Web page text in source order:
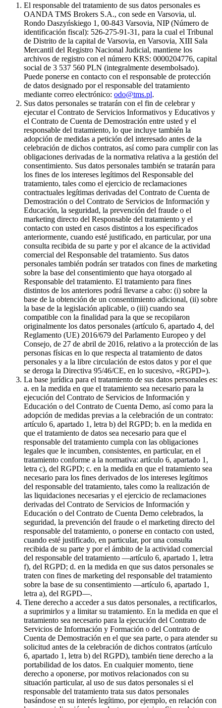
El responsable del tratamiento de sus datos personales es
OANDA TMS Brokers S.A., con sede en Varsovia, ul.
Rondo Daszyńskiego 1, 00-843 Varsovia, NIP (Número de
identificación fiscal): 526-275-91-31, para la cual el Tribunal
de Distrito de la capital de Varsovia, en Varsovia, XIII Sala
Mercantil del Registro Nacional Judicial, mantiene los
archivos de registro con el número KRS: 0000204776, capital
social de 3 537 560 PLN (integralmente desembolsado).
Puede ponerse en contacto con el responsable de protección
de datos designado por el responsable del tratamiento
mediante correo electrónico: odo@tms.pl.
Sus datos personales se tratarán con el fin de celebrar y
ejecutar el Contrato de Servicios Informativos y Educativos y
el Contrato de Cuenta de Demostración entre usted y el
responsable del tratamiento, lo que incluye también la
adopción de medidas a petición del interesado antes de la
celebración de dichos contratos, así como para cumplir con las
obligaciones derivadas de la normativa relativa a la gestión del
consentimiento. Sus datos personales también se tratarán para
los fines de los intereses legítimos del Responsable del
tratamiento, tales como el ejercicio de reclamaciones
contractuales legítimas derivadas del Contrato de Cuenta de
Demostración o del Contrato de Servicios de Información y
Educación, la seguridad, la prevención del fraude o el
marketing directo del Responsable del tratamiento y el
contacto con usted en casos distintos a los especificados
anteriormente, cuando esté justificado, en particular, por una
consulta recibida de su parte y por el alcance de la actividad
comercial del Responsable del tratamiento. Sus datos
personales también podrán ser tratados con fines de marketing
sobre la base del consentimiento que haya otorgado al
Responsable del tratamiento. El tratamiento para fines
distintos de los anteriores podrá llevarse a cabo: (i) sobre la
base de la obtención de un consentimiento adicional, (ii) sobre
la base de la legislación aplicable, o (iii) cuando sea
compatible con la finalidad para la que se recopilaron
originalmente los datos personales (artículo 6, apartado 4, del
Reglamento (UE) 2016/679 del Parlamento Europeo y del
Consejo, de 27 de abril de 2016, relativo a la protección de las
personas físicas en lo que respecta al tratamiento de datos
personales y a la libre circulación de estos datos y por el que
se deroga la Directiva 95/46/CE, en lo sucesivo, «RGPD»).
La base jurídica para el tratamiento de sus datos personales es:
a. en la medida en que el tratamiento sea necesario para la
ejecución del Contrato de Servicios de Información y
Educación o del Contrato de Cuenta Demo, así como para la
adopción de medidas previas a la celebración de un contrato:
artículo 6, apartado 1, letra b) del RGPD; b. en la medida en
que el tratamiento de datos sea necesario para que el
responsable del tratamiento cumpla con las obligaciones
legales que le incumben, consistentes, en particular, en el
tratamiento conforme a la normativa: artículo 6, apartado 1,
letra c), del RGPD; c. en la medida en que el tratamiento sea
necesario para los fines derivados de los intereses legítimos
del responsable del tratamiento, tales como la realización de
las liquidaciones necesarias y el ejercicio de reclamaciones
derivadas del Contrato de Servicios de Información y
Educación o del Contrato de Cuenta Demo celebrados, la
seguridad, la prevención del fraude o el marketing directo del
responsable del tratamiento, o ponerse en contacto con usted,
cuando esté justificado, en particular, por una consulta
recibida de su parte y por el ámbito de la actividad comercial
del responsable del tratamiento —artículo 6, apartado 1, letra
f), del RGPD; d. en la medida en que sus datos personales se
traten con fines de marketing del responsable del tratamiento
sobre la base de su consentimiento —artículo 6, apartado 1,
letra a), del RGPD—.
Tiene derecho a acceder a sus datos personales, a rectificarlos,
a suprimirlos y a limitar su tratamiento. En la medida en que el
tratamiento sea necesario para la ejecución del Contrato de
Servicios de Información y Formación o del Contrato de
Cuenta de Demostración en el que sea parte, o para atender su
solicitud antes de la celebración de dichos contratos (artículo
6, apartado 1, letra b) del RGPD), también tiene derecho a la
portabilidad de los datos. En cualquier momento, tiene
derecho a oponerse, por motivos relacionados con su
situación particular, al uso de sus datos personales si el
responsable del tratamiento trata sus datos personales
basándose en su interés legítimo, por ejemplo, en relación con